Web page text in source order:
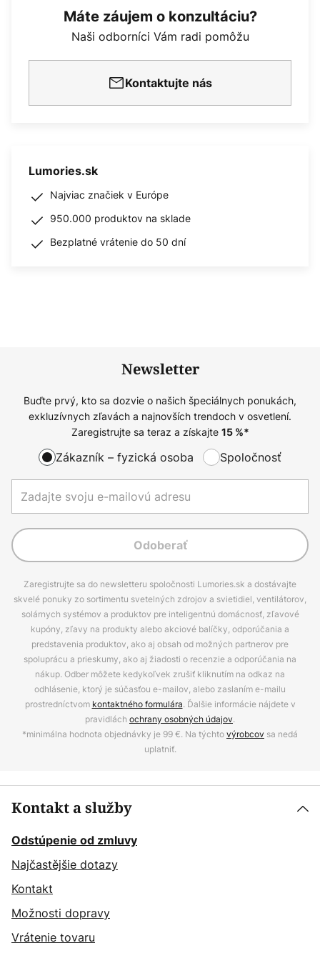
Máte záujem o konzultáciu?
Naši odborníci Vám radi pomôžu
Kontaktujte nás
Lumories.sk
Najviac značiek v Európe
950.000 produktov na sklade
Bezplatné vrátenie do 50 dní
Newsletter
Buďte prvý, kto sa dozvie o našich špeciálnych ponukách,
exkluzívnych zľavách a najnovších trendoch v osvetlení.
Zaregistrujte sa teraz a získajte 15%*
Zákazník – fyzická osoba Spoločnosť
Odoberať
Zaregistrujte sa do newsletteru spoločnosti Lumories.sk a dostávajte
skvelé ponuky zo sortimentu svetelných zdrojov a svietidiel, ventilátorov,
solárnych systémov a produktov pre inteligentnú domácnosť, zľavové
kupóny, zľavy na produkty alebo akciové balíčky, odporúčania a
predstavenia produktov, ako aj obsah od možných partnerov pre
spoluprácu a prieskumy, ako aj žiadosti o recenzie a odporúčania na
nákup. Odber môžete kedykoľvek zrušiť kliknutím na odkaz na
odhlásenie, ktorý je súčasťou e-mailov, alebo zaslaním e-mailu
prostredníctvom kontaktného formulára. Ďalšie informácie nájdete v
pravidlách ochrany osobných údajov.
*minimálna hodnota objednávky je 99 €. Na týchtovýrobcov sa nedá
uplatniť.
Kontakt a služby
Odstúpenie od zmluvy
Najčastějšie dotazy
Kontakt
Možnosti dopravy
Vrátenie tovaru